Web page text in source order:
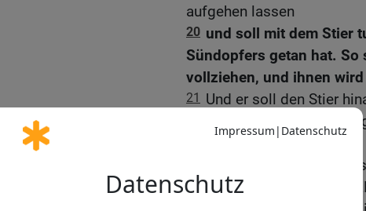
aufgehen lassen
20 und soll mit dem Stier
Sündopfers getan hat.
vollziehen, und ihnen
21
Und er soll den Stier
verbrennen, wie er den
Sündopfer der Gemeinde.
Wenn aber ein
irgendetwas gegen des